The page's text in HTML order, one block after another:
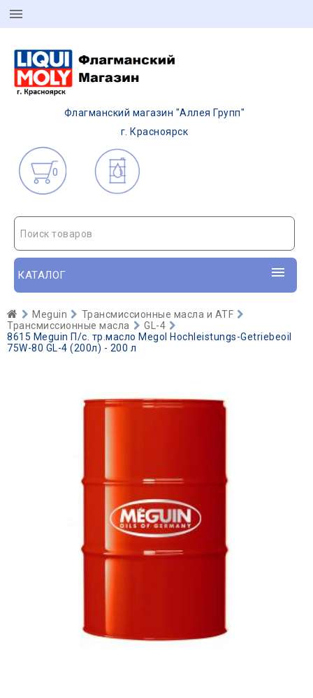
Флагманский магазин "Аллея Групп"
г. Красноярск
0
Поиск товаров
КАТАЛОГ
Meguin
Трансмиссионные масла и ATF
Трансмиссионные масла
GL-4
8615 Meguin П/с. тр.масло Megol Hochleistungs-Getriebeoil
75W-80 GL-4 (200л) - 200 л